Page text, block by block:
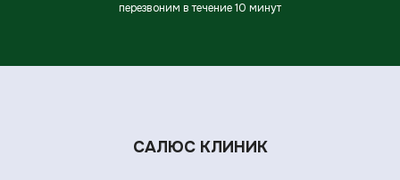
перезвоним в течение 10 минут
САЛЮС КЛИНИК